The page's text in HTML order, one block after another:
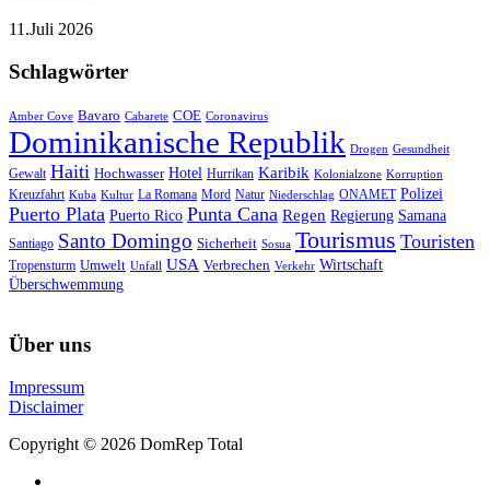
11.Juli 2026
Schlagwörter
Amber Cove Bavaro Cabarete COE Coronavirus
Dominikanische Republik Drogen Gesundheit
Gewalt Haiti Hochwasser Hotel Hurrikan Karibik Kolonialzone Korruption
Kreuzfahrt Kuba Kultur La Romana Mord Natur Niederschlag ONAMET Polizei
Puerto Plata Puerto Rico Punta Cana Regen Regierung Samana
Santiago Santo Domingo Sicherheit Sosua Tourismus Touristen
Tropensturm Umwelt Unfall USA Verbrechen Verkehr Wirtschaft
Überschwemmung
Über uns
Impressum
Disclaimer
Copyright © 2026 DomRep Total